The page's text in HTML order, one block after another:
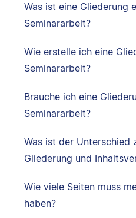
Was ist eine Gliederung
Seminararbeit?
Wie erstelle ich eine
Seminararbeit?
Brauche ich eine
Seminararbeit?
Was ist der Unterschied
Gliederung und
Wie viele Seiten muss
haben?